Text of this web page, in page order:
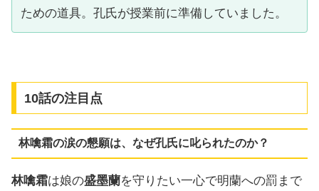
ための道具。孔氏が授業前に準備していました。
10話の注目点
林噙霜の涙の懇願は、なぜ孔氏に叱られたのか？
林噙霜は娘の盛墨蘭を守りたい一心で明蘭への罰まで